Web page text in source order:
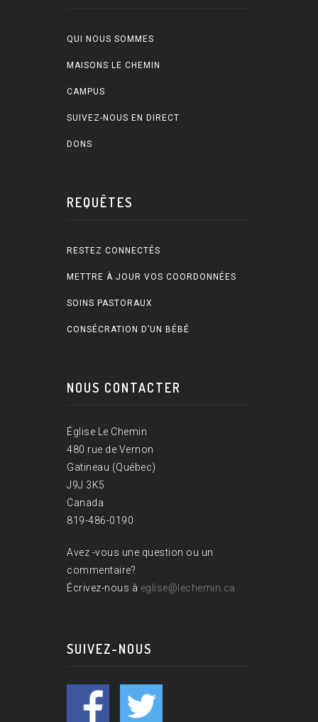
QUI NOUS SOMMES
MAISONS LE CHEMIN
CAMPUS
SUIVEZ-NOUS EN DIRECT
DONS
REQUÊTES
RESTEZ CONNECTÉS
METTRE À JOUR VOS COORDONNÉES
SOINS PASTORAUX
CONSÉCRATION D’UN BÉBÉ
NOUS CONTACTER
Église Le Chemin
480 rue de Vernon
Gatineau (Québec)
J9J 3K5
Canada
819-486-0190
Avez -vous une question ou un
commentaire?
Écrivez-nous à eglise@lechemin.ca
SUIVEZ-NOUS